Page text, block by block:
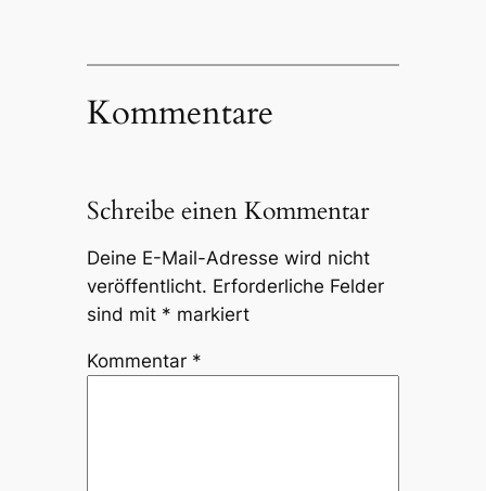
Kommentare
Schreibe einen Kommentar
Deine E-Mail-Adresse wird nicht
veröffentlicht. Erforderliche Felder
sind mit * markiert
Kommentar *